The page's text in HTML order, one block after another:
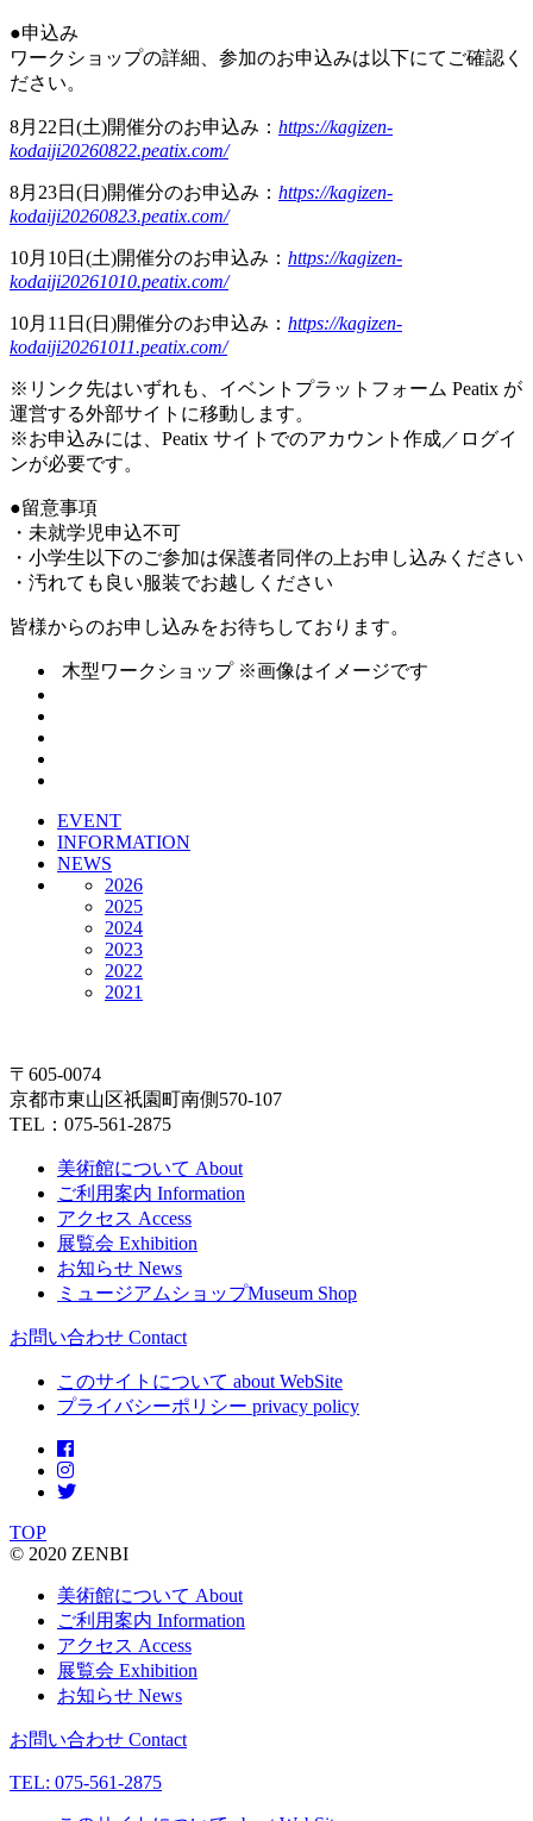
●申込み
ワークショップの詳細、参加のお申込みは以下にてご確認く
ださい。
8月22日(土)開催分のお申込み： https://kagizen-
kodaiji20260822.peatix.com/
8月23日(日)開催分のお申込み： https://kagizen-
kodaiji20260823.peatix.com/
10月10日(土)開催分のお申込み： https://kagizen-
kodaiji20261010.peatix.com/
10月11日(日)開催分のお申込み： https://kagizen-
kodaiji20261011.peatix.com/
※リンク先はいずれも、イベントプラットフォーム Peatix が
運営する外部サイトに移動します。
※お申込みには、Peatix サイトでのアカウント作成／ログイ
ンが必要です。
●留意事項
・未就学児申込不可
・小学生以下のご参加は保護者同伴の上お申し込みください
・汚れても良い服装でお越しください
皆様からのお申し込みをお待ちしております。
木型ワークショップ ※画像はイメージです
EVENT
INFORMATION
NEWS
2026
2025
2024
2023
2022
2021
〒605-0074
京都市東山区祇園町南側570-107
TEL：075-561-2875
美術館について About
ご利用案内 Information
アクセス Access
展覧会 Exhibition
お知らせ News
ミュージアムショップMuseum Shop
お問い合わせ Contact
このサイトについて about WebSite
プライバシーポリシー privacy policy
TOP
© 2020 ZENBI
美術館について About
ご利用案内 Information
アクセス Access
展覧会 Exhibition
お知らせ News
お問い合わせ Contact
TEL: 075-561-2875